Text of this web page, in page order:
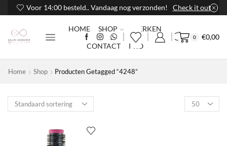
Voor 14:00 besteld.. Vandaag nog verzonden! Check it out
HOME SHOP
MERKEN
CONTACT
PRO
0 €0,00
Home Shop Producten Getagged “4248”
Products
per